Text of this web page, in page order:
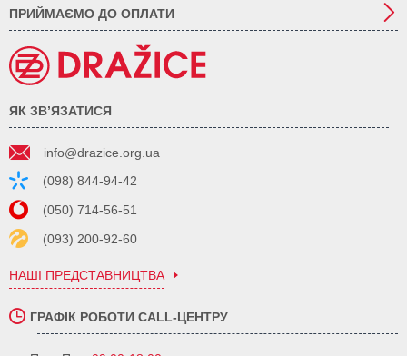
ПРИЙМАЄМО ДО ОПЛАТИ
ЯК ЗВ’ЯЗАТИСЯ
info@drazice.org.ua
(098) 844-94-42
(050) 714-56-51
(093) 200-92-60
НАШІ ПРЕДСТАВНИЦТВА
ГРАФІК РОБОТИ CALL-ЦЕНТРУ